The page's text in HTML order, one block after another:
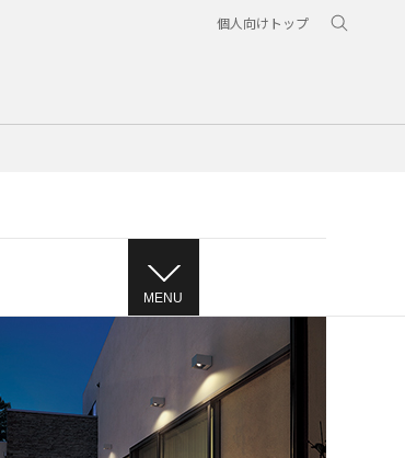
個人向けトップ
MENU